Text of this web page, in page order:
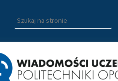
bądź imię pracownika aby
Wpisz
szukaną
frazę
wyszukać
na